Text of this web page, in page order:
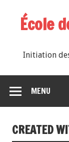
École
Initiation
MENU
CREATED